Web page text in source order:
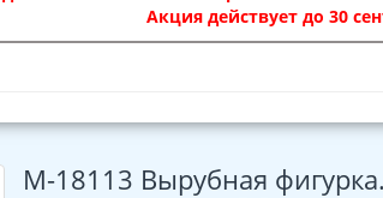
Акция действует до 30
М-18113 Вырубная